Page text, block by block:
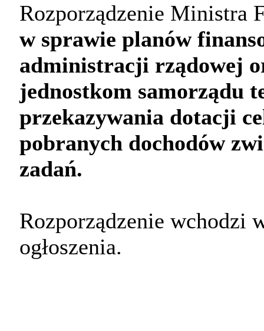
Rozporządzenie Ministra
w sprawie planów
administracji rządowej
jednostkom samorządu
przekazywania dotacji
pobranych dochodów
zadań.
Rozporządzenie wchodzi
ogłoszenia.